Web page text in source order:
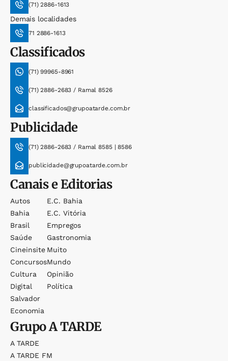
(71) 2886-1613
Demais localidades
71 2886-1613
Classificados
(71) 99965-8961
(71) 2886-2683 / Ramal 8526
classificados@grupoatarde.com.br
Publicidade
(71) 2886-2683 / Ramal 8585 | 8586
publicidade@grupoatarde.com.br
Canais e Editorias
Autos
Bahia
Brasil
Saúde
Cineinsite
Concursos
Cultura
Digital
Salvador
Economia
E.c. Bahia
E.c. Vitória
Empregos
Gastronomia
Muito
Mundo
Opinião
Política
GrupoA TARDE
A TARDE
A TARDE FM